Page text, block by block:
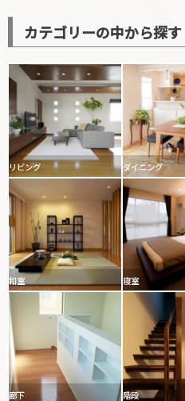
カテゴリーの中から探す
リビング ダイニング
和室 寝室
廊下 階段